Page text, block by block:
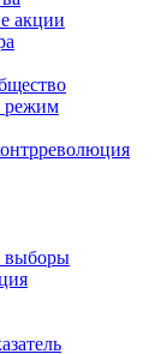
акции
режим
выборы